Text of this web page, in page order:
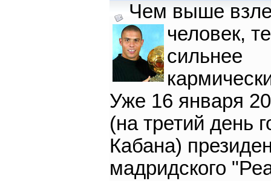
Чем выше
человек,
сильнее
Уже 16 января
(на третий день
Кабана)
мадридского